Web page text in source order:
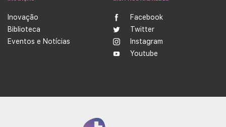
Inovação
Biblioteca
Eventos e Notícias
Facebook
Twitter
Instagram
Youtube